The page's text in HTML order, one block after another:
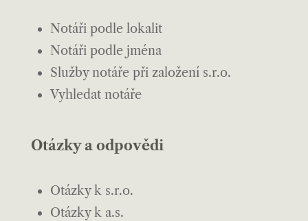
Notáři podle lokalit
Notáři podle jména
Služby notáře při založení s.r.o.
Vyhledat notáře
Otázky a odpovědi
Otázky k s.r.o.
Otázky k a.s.